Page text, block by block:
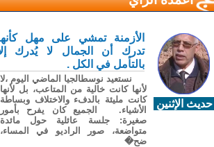
حديث الإثنين
الأزمنة تمشي على مهل كأنها
تدرك أن الجمال لا يُدرك إلا
بالتأمل في الكل .
نستعيد نوسطالجيا الماضي اليوم ،لا
لأنها كانت خالية من المتاعب، بل لأنها
كانت مليئة بالدفء والاختلاف وبساطة
الأشياء. الجميع كان يفرح بأمور
صغيرة: جلسة عائلية حول مائدة
متواضعة، صور الراديو في المساء،
ضح�